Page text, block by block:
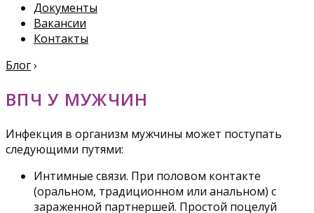
Документы
Вакансии
Контакты
Блог›
ВПЧ У МУЖЧИН
Инфекция в организм мужчины может поступать
следующими путями:
Интимные связи. При половом контакте
(оральном, традиционном или анальном) с
зараженной партнершей. Простой поцелуй